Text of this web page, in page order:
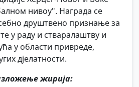
нивоу". Награда се
друштвено признање за
у раду и стваралаштву и
у области привреде,
дјелатности.
жирија: